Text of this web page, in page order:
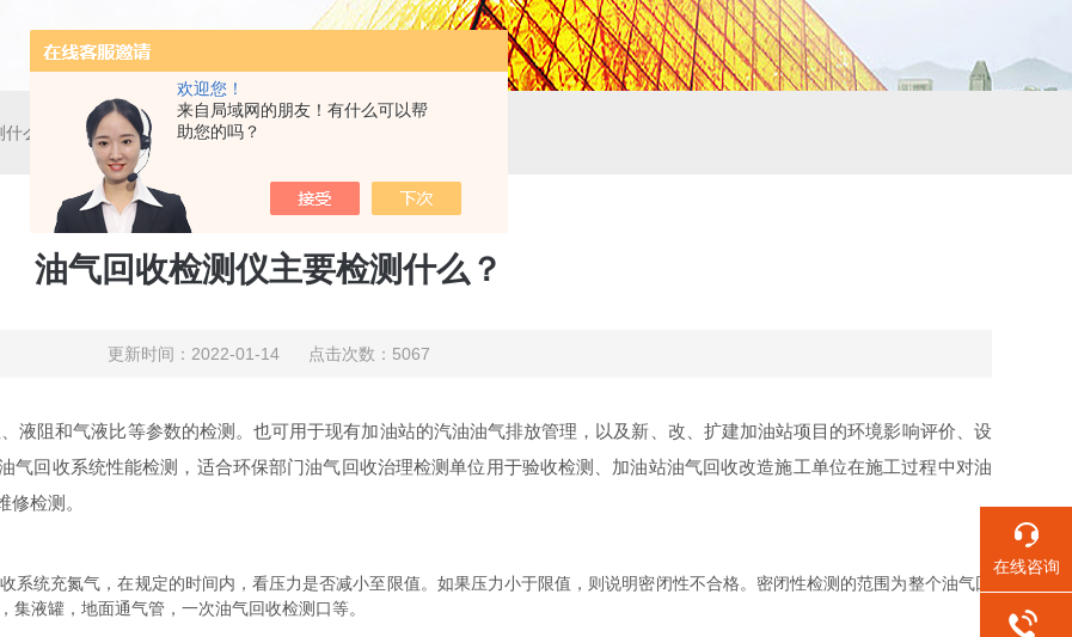
欢迎您！
来自局域网的朋友！有什么可以帮
助您的吗？
么？
油气回收检测仪主要检测什么？
更新时间：2022-01-14 点击次数：5067
液阻和气液比等参数的检测。也可用于现有加油站的汽油油气排放管理，以及新、改、扩建加油站项目的环境影响评价、设
气回收系统性能检测，适合环保部门油气回收治理检测单位用于验收检测、加油站油气回收改造施工单位在施工过程中对油
检测。
系统充氮气，在规定的时间内，看压力是否减小至限值。如果压力小于限值，则说明密闭性不合格。密闭性检测的范围为整个油气回
液罐，地面通气管，一次油气回收检测口等。
在线咨询